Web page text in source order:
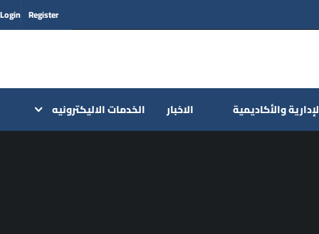
Register
Login
والأكاديمية الاخبار الخدمات الاليكترونيه